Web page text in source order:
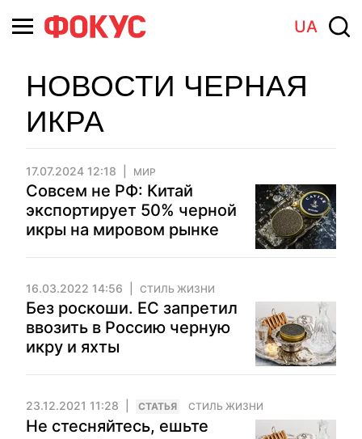
UA
НОВОСТИ ЧЕРНАЯ
ИКРА
17.07.2024 12:18 МИР
Совсем не РФ: Китай
экспортирует 50% черной
икры на мировом рынке
16.03.2022 14:56 СТИЛЬ ЖИЗНИ
Без роскоши. ЕС запретил
ввозить в Россию черную
икру и яхты
23.12.2021 11:28 CТАТЬЯ СТИЛЬ ЖИЗНИ
Не стесняйтесь, ешьте